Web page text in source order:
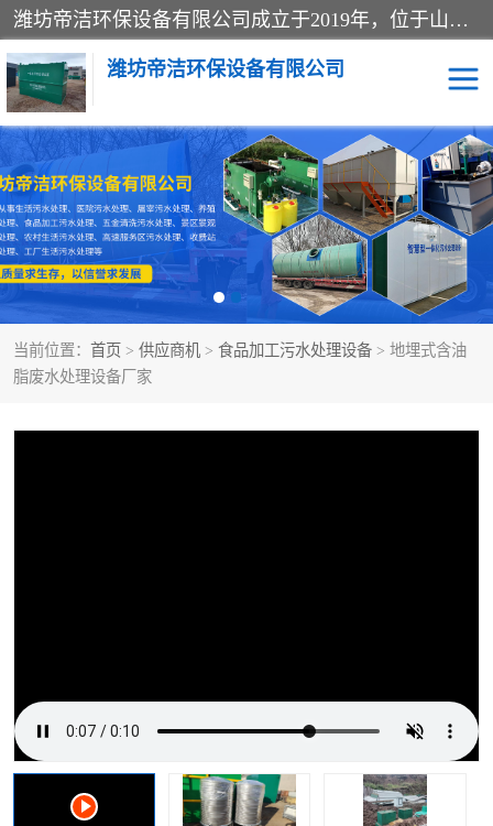
潍坊帝洁环保设备有限公司成立于2019年，位于山东省潍坊市潍城经济开发区；公司专注于环境保护专用设备及配件的研发、生产、安装与销售，同时涉及医用消毒设备、机电设备和仪器仪表的销售。此外，公司提供环保工程施工、环保技术研发与转让、技术服务以及环境工程专项设计服务，致力于为客户提供全面的环保解决方案，助力绿色可持续发展。
潍坊帝洁环保设备有限公司
当前位置： 首页 > 供应商机 > 食品加工污水处理设备 > 地埋式含油
脂废水处理设备厂家
一体化提升泵站 屠宰肉食品加工污水处理
设备
一体化生活污水处理设备 学校污水处理设备
医院污水处理设备 喷涂废水油墨废水
玻璃钢一体化污水处理设 水性涂料加工污水处理设
客运站污水处理设备 航站楼厕所污水处理设备
加油站油田景点旅游区污